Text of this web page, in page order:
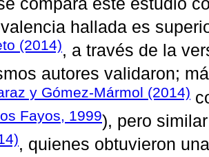
hallada es
(2014), a través de la
autores validaron;
y Gómez-Mármol (2014)
Fayos, 1999), pero
, quienes obtuvieron